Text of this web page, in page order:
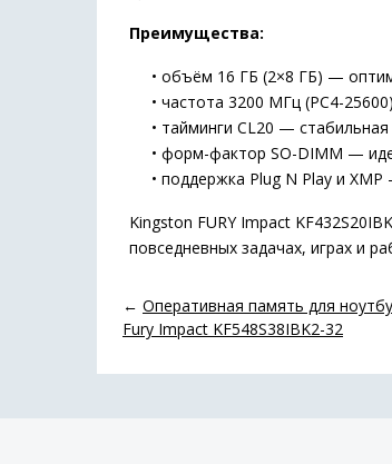
Преимущества:
• объём 16 ГБ (2×8 ГБ) —
• частота 3200 МГц (PC4-
• тайминги CL20 —
• форм-фактор SO-DIMM —
• поддержка Plug N Play и XMP
Kingston FURY Impact
повседневных задачах, играх и
← Оперативная память для
Fury Impact KF548S38IBK2-32